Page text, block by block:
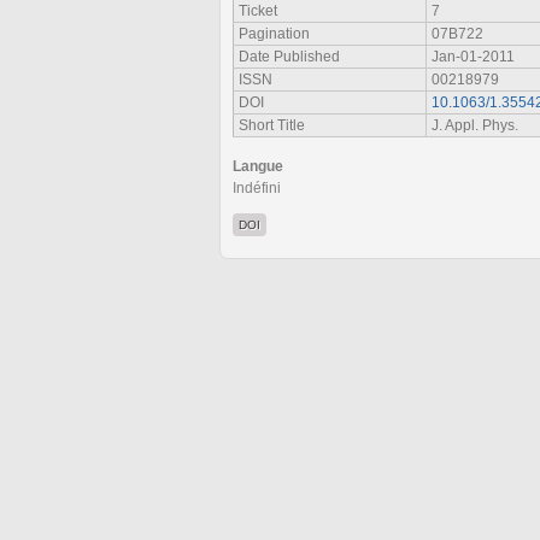
Ticket
7
Pagination
07B722
Date Published
Jan-01-2011
ISSN
00218979
DOI
10.1063/
Short Title
J. Appl. Phys.
Langue
Indéfini
DOI